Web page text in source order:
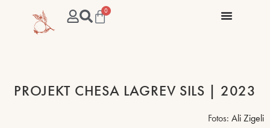
0
PROJEKT CHESA LAGREV SILS | 2023
Fotos: Ali Zigeli